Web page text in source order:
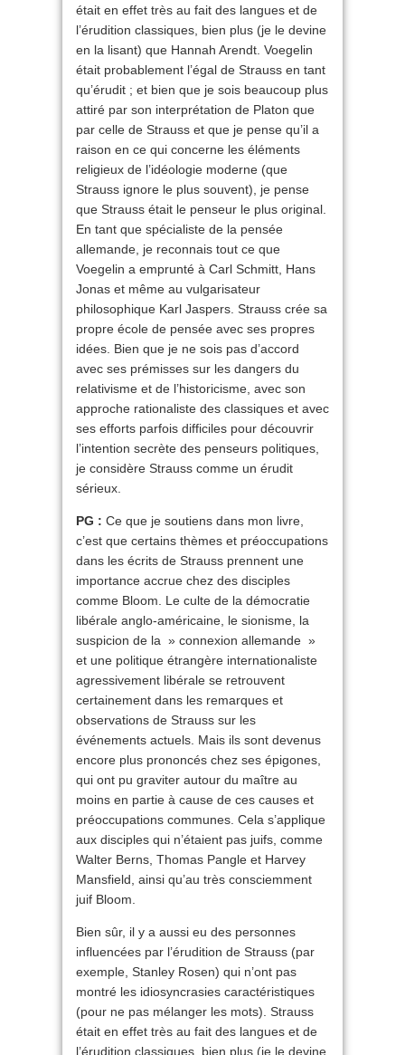
était en effet très au fait des langues et de
l’érudition classiques, bien plus (je le devine
en la lisant) que Hannah Arendt. Voegelin
était probablement l’égal de Strauss en tant
qu’érudit ; et bien que je sois beaucoup plus
attiré par son interprétation de Platon que
par celle de Strauss et que je pense qu’il a
raison en ce qui concerne les éléments
religieux de l’idéologie moderne (que
Strauss ignore le plus souvent), je pense
que Strauss était le penseur le plus original.
En tant que spécialiste de la pensée
allemande, je reconnais tout ce que
Voegelin a emprunté à Carl Schmitt, Hans
Jonas et même au vulgarisateur
philosophique Karl Jaspers. Strauss crée sa
propre école de pensée avec ses propres
idées. Bien que je ne sois pas d’accord
avec ses prémisses sur les dangers du
relativisme et de l’historicisme, avec son
approche rationaliste des classiques et avec
ses efforts parfois difficiles pour découvrir
l’intention secrète des penseurs politiques,
je considère Strauss comme un érudit
sérieux.
PG : Ce que je soutiens dans mon livre,
c’est que certains thèmes et préoccupations
dans les écrits de Strauss prennent une
importance accrue chez des disciples
comme Bloom. Le culte de la démocratie
libérale anglo-américaine, le sionisme, la
suspicion de la » connexion allemande »
et une politique étrangère internationaliste
agressivement libérale se retrouvent
certainement dans les remarques et
observations de Strauss sur les
événements actuels. Mais ils sont devenus
encore plus prononcés chez ses épigones,
qui ont pu graviter autour du maître au
moins en partie à cause de ces causes et
préoccupations communes. Cela s’applique
aux disciples qui n’étaient pas juifs, comme
Walter Berns, Thomas Pangle et Harvey
Mansfield, ainsi qu’au très consciemment
juif Bloom.
Bien sûr, il y a aussi eu des personnes
influencées par l’érudition de Strauss (par
exemple, Stanley Rosen) qui n’ont pas
montré les idiosyncrasies caractéristiques
(pour ne pas mélanger les mots). Strauss
était en effet très au fait des langues et de
l’érudition classiques, bien plus (je le devine